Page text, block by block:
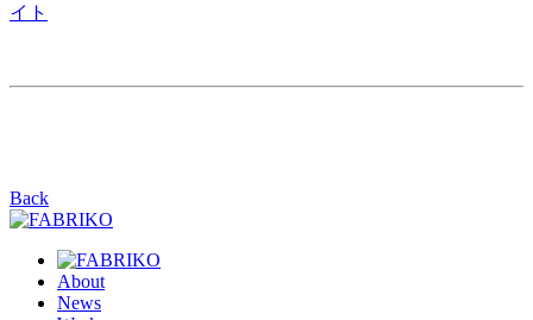
イト
Back
About
News